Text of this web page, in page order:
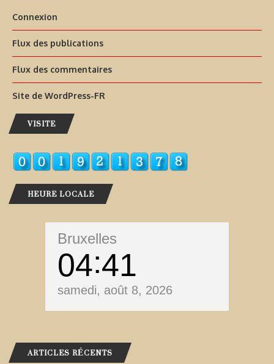
Connexion
Flux des publications
Flux des commentaires
Site de WordPress-FR
VISITE
HEURE LOCALE
Bruxelles
04 41
samedi, août 8, 2026
ARTICLES RÉCENTS